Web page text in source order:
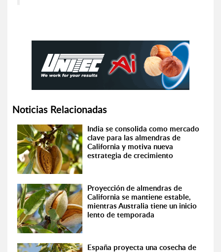
Noticias Relacionadas
India se consolida como mercado
clave para las almendras de
California y motiva nueva
estrategia de crecimiento
Proyección de almendras de
California se mantiene estable,
mientras Australia tiene un inicio
lento de temporada
España proyecta una cosecha de